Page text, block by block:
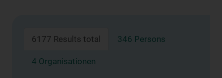
6177 Results total 346 Persons
4 Organisationen